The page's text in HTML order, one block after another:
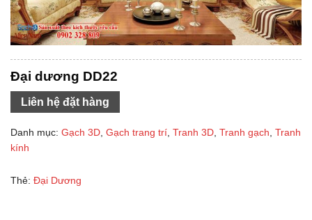
Đại dương DD22
Liên hệ đặt hàng
Danh mục: Gạch 3D Gạch trang trí Tranh 3D Tranh gạch Tranh
kính
Thẻ: Đại Dương